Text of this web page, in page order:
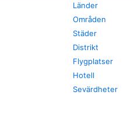
Länder
Områden
Städer
Distrikt
Flygplatser
Hotell
Sevärdheter